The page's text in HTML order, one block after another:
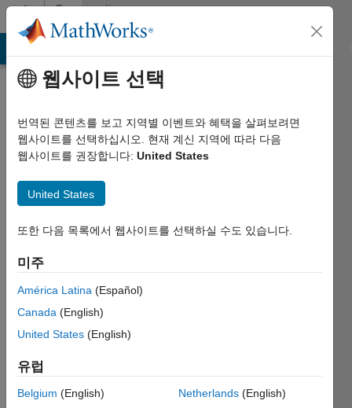
콘텐츠로 바로 가기
Community
Profile
Bart
Boesman
KU
활동
Following:
웹사이트 선택
번역된 콘텐츠를 보고 지역별 이벤트와 혜택을 살펴보려면
웹사이트를 선택하십시오. 현재 계신 지역에 따라 다음
웹사이트를 권장합니다: United States
United States
또한 다음 목록에서 웹사이트를 선택하실 수도 있습니다.
미주
América Latina (Español)
Canada (English)
United States (English)
유럽
Belgium (English)
Netherlands(English)